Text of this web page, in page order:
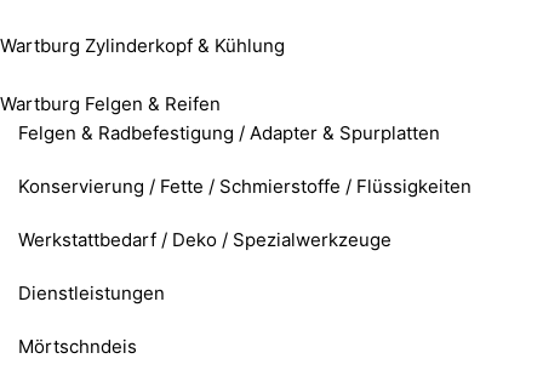
Wartburg Zylinderkopf & Kühlung
Wartburg Felgen & Reifen
Felgen & Radbefestigung / Adapter & Spurplatten
Konservierung / Fette / Schmierstoffe / Flüssigkeiten
Werkstattbedarf / Deko / Spezialwerkzeuge
Dienstleistungen
Mörtschndeis